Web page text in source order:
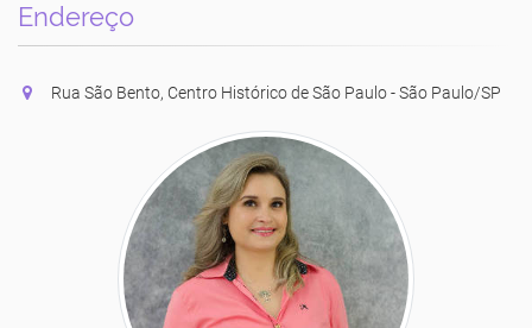
Endereço
Rua São Bento, Centro Histórico de São Paulo - São Paulo/SP